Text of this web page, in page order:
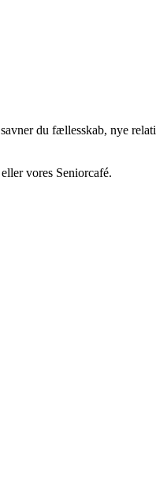
du fællesskab, nye
vores Seniorcafé.